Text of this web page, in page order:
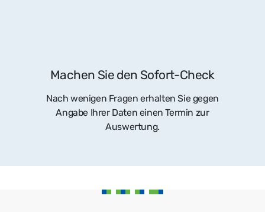
Machen Sie den Sofort-Check
Nach wenigen Fragen erhalten Sie gegen
Angabe Ihrer Daten einen Termin zur
Auswertung.